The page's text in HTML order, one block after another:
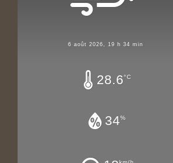
6 août 2026, 19 h 34 min
28.6°C
34%